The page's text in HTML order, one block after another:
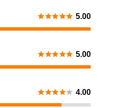
 5.00
 5.00
 4.00